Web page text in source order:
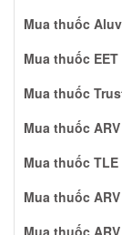
Mua thuốc
Mua thuốc
Mua thuốc
Mua thuốc
Mua thuốc
Mua thuốc